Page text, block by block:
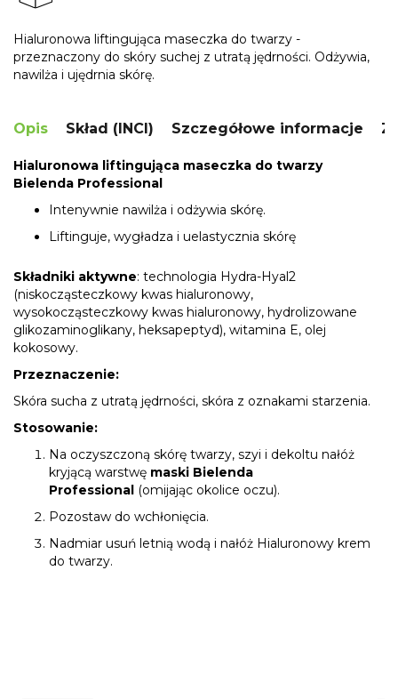
Hialuronowa liftingująca maseczka do twarzy -
przeznaczony do skóry suchej z utratą jędrności. Odżywia,
nawilża i ujędrnia skórę.
Opis Skład (INCI) Szczegółowe informacje
Hialuronowa liftingująca maseczka do twarzy
Bielenda Professional
Intenywnie nawilża i odżywia skórę.
Liftinguje, wygładza i uelastycznia skórę
Składniki aktywne: technologia Hydra-Hyal2
(niskocząsteczkowy kwas hialuronowy,
wysokocząsteczkowy kwas hialuronowy, hydrolizowane
glikozaminoglikany, heksapeptyd), witamina E, olej
kokosowy.
Przeznaczenie:
Skóra sucha z utratą jędrności, skóra z oznakami starzenia.
Stosowanie:
Na oczyszczoną skórę twarzy, szyi i dekoltu nałóż
kryjącą warstwę maski Bielenda
Professional (omijając okolice oczu).
Pozostaw do wchłonięcia.
Nadmiar usuń letnią wodą i nałóż Hialuronowy krem
do twarzy.